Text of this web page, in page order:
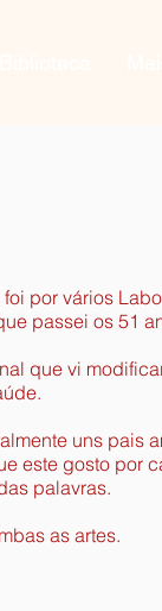
por vários
passei os 51
que vi
uns pais
este gosto por
palavras.
as artes.